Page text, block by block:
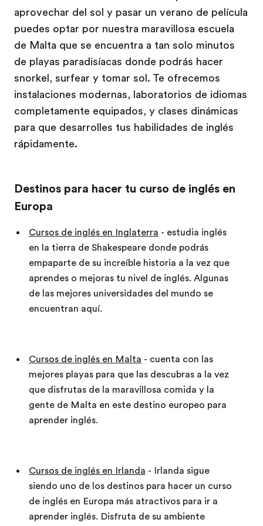
aprovechar del sol y pasar un verano de película
puedes optar por nuestra maravillosa escuela
de Malta que se encuentra a tan solo minutos
de playas paradisíacas donde podrás hacer
snorkel, surfear y tomar sol. Te ofrecemos
instalaciones modernas, laboratorios de idiomas
completamente equipados, y clases dinámicas
para que desarrolles tus habilidades de inglés
rápidamente.
Destinos para hacer tu curso de inglés en
Europa
Cursos de inglés en Inglaterra - estudia inglés
en la tierra de Shakespeare donde podrás
empaparte de su increíble historia a la vez que
aprendes o mejoras tu nivel de inglés. Algunas
de las mejores universidades del mundo se
encuentran aquí.
Cursos de inglés en Malta - cuenta con las
mejores playas para que las descubras a la vez
que disfrutas de la maravillosa comida y la
gente de Malta en este destino europeo para
aprender inglés.
Cursos de inglés en Irlanda - Irlanda sigue
siendo uno de los destinos para hacer un curso
de inglés en Europa más atractivos para ir a
aprender inglés. Disfruta de su ambiente